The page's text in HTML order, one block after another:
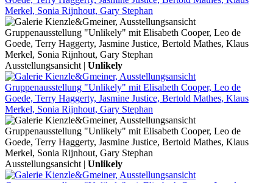
Ausstellungsansicht | Unlikely
Ausstellungsansicht | Unlikely